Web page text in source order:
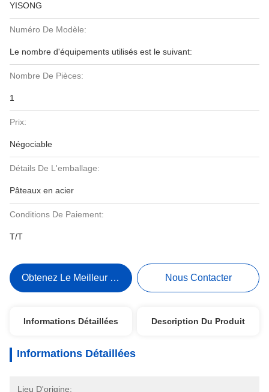
YISONG
Numéro De Modèle:
Le nombre d'équipements utilisés est le suivant:
Nombre De Pièces:
1
Prix:
Négociable
Détails De L'emballage:
Pâteaux en acier
Conditions De Paiement:
T/T
Obtenez Le Meilleur Prix Nous Contacter
Informations Détaillées Description Du Produit
Informations Détaillées
Lieu D'origine: